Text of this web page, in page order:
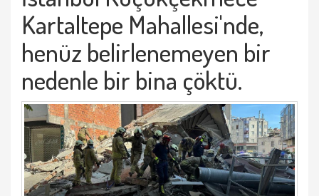
Kartaltepe Mahallesi'nde,
henüz belirlenemeyen bir
nedenle bir bina çöktü.